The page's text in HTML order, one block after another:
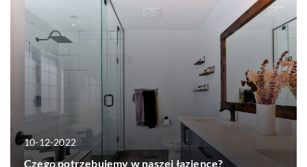
10-12-2022
Czego potrzebujemy w naszej łazience?